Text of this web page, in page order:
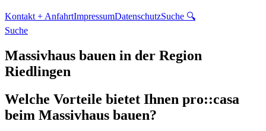
Kontakt + AnfahrtImpressumDatenschutzSuche 🔍
Suche
Massivhaus bauen in der Region
Riedlingen
Welche Vorteile bietet Ihnen pro::casa
beim Massivhaus bauen?